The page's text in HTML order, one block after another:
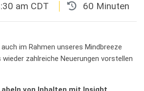
am CDT
60 Minuten
im Rahmen unseres Mindbreeze
wieder zahlreiche Neuerungen vorstellen